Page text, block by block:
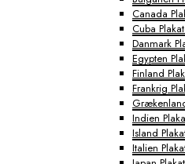
Canada
Cuba
Danmark
Egypten
Finland
Frankrig
Indien
Island
Italien